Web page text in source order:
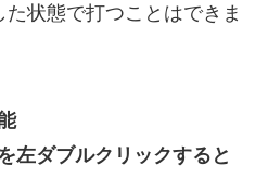
状態で打つことはできま
左ダブルクリックすると